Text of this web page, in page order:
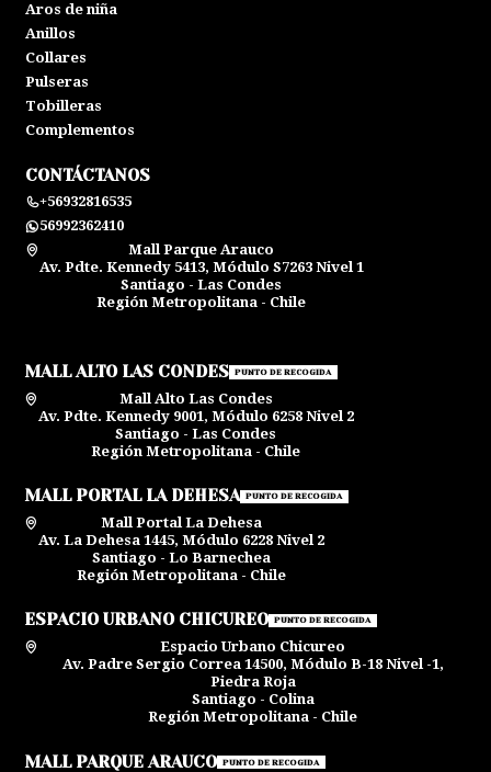
Aros de niña
Anillos
Collares
Pulseras
Tobilleras
Complementos
CONTÁCTANOS
+56932816535
56992362410
Mall Parque Arauco
Av. Pdte. Kennedy 5413, Módulo S7263 Nivel 1
Santiago - Las Condes
Región Metropolitana - Chile
MALL ALTO LAS CONDES PUNTO DE RECOGIDA
Mall Alto Las Condes
Av. Pdte. Kennedy 9001, Módulo 6258 Nivel 2
Santiago - Las Condes
Región Metropolitana - Chile
MALL PORTAL LA DEHESA PUNTO DE RECOGIDA
Mall Portal La Dehesa
Av. La Dehesa 1445, Módulo 6228 Nivel 2
Santiago - Lo Barnechea
Región Metropolitana - Chile
ESPACIO URBANO CHICUREO PUNTO DE RECOGIDA
Espacio Urbano Chicureo
Av. Padre Sergio Correa 14500, Módulo B-18 Nivel -1,
Piedra Roja
Santiago - Colina
Región Metropolitana - Chile
MALL PARQUE ARAUCO PUNTO DE RECOGIDA